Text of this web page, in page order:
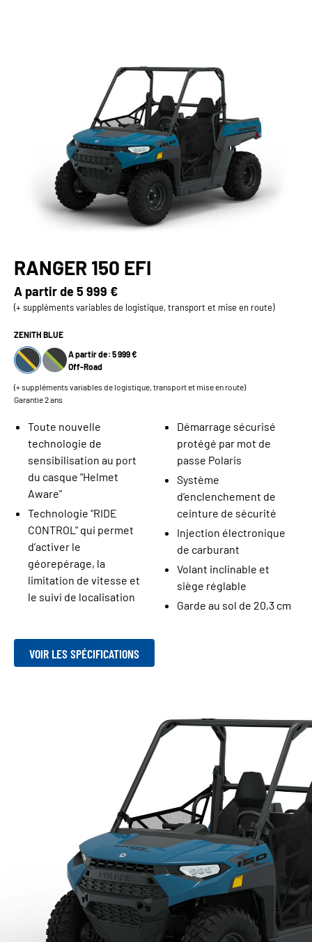
RANGER 150 EFI
A partir de5 999 €
(+ suppléments variables de logistique, transport et mise en route)
ZENITH BLUE
A partir de: 5 999 €
Off-Road
(+ suppléments variables de logistique, transport et mise en route)
Garantie 2 ans
Toute nouvelle
technologie de
sensibilisation au port
du casque "Helmet
Aware"
Technologie "RIDE
CONTROL" qui permet
d’activer le
géorepérage, la
limitation de vitesse et
le suivi de localisation
Démarrage sécurisé
protégé par mot de
passe Polaris
Système
d’enclenchement de
ceinture de sécurité
Injection électronique
de carburant
Volant inclinable et
siège réglable
Garde au sol de 20,3 cm
VOIR LES SPÉCIFICATIONS